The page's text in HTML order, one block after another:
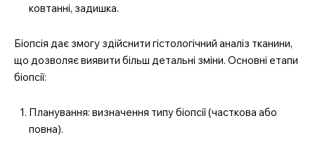
ковтанні, задишка.
Біопсія дає змогу здійснити гістологічний аналіз тканини,
що дозволяє виявити більш детальні зміни. Основні етапи
біопсії:
Планування: визначення типу біопсії (часткова або
повна).